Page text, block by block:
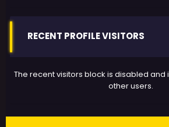
RECENT PROFILE VISITORS
The recent visitors block is disabled and
other users.